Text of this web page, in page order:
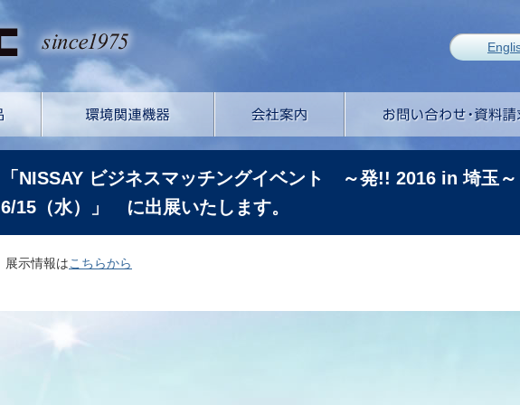
「NISSAY ビジネスマッチングイベント ～発!! 2016 in 埼玉～
6/15（水）」 に出展いたします。
展示情報はこちらから